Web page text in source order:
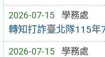
2026-07-15 學務處
轉知打詐臺北隊115年
2026-07-15 學務處